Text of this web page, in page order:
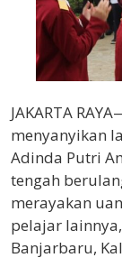
JAKARTA
menyanyikan
Adinda Putri
tengah
merayakan
pelajar
Banjarbaru,